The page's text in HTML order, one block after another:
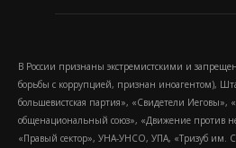
В России признаны экстремистскими и
борьбы с коррупцией, признан иноагентом),
большевистская партия», «Свидетели Иеговы»,
общенациональный союз», «Движение против
«Правый сектор», УНА-УНСО, УПА, «Тризуб им.